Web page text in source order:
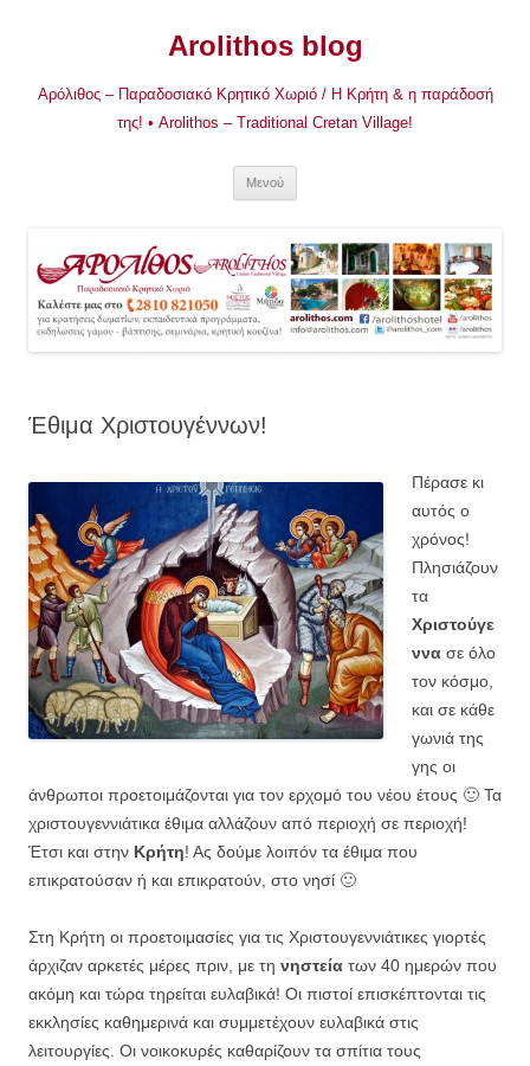
Arolithos blog
Αρόλιθος – Παραδοσιακό Κρητικό Χωριό / Η Κρήτη & η παράδοσή
της! • Arolithos – Traditional Cretan Village!
Μενού
Έθιμα Χριστουγέννων!
Πέρασε κι
αυτός ο
χρόνος!
Πλησιάζουν
τα
Χριστούγε
ννα σε όλο
τον κόσμο,
και σε κάθε
γωνιά της
γης οι
άνθρωποι προετοιμάζονται για τον ερχομό του νέου έτους 🙂 Τα
χριστουγεννιάτικα έθιμα αλλάζουν από περιοχή σε περιοχή!
Έτσι και στην Κρήτη! Ας δούμε λοιπόν τα έθιμα που
επικρατούσαν ή και επικρατούν, στο νησί 🙂
Στη Κρήτη οι προετοιμασίες για τις Χριστουγεννιάτικες γιορτές
άρχιζαν αρκετές μέρες πριν, με τη νηστεία των 40 ημερών που
ακόμη και τώρα τηρείται ευλαβικά! Οι πιστοί επισκέπτονται τις
εκκλησίες καθημερινά και συμμετέχουν ευλαβικά στις
λειτουργίες. Οι νοικοκυρές καθαρίζουν τα σπίτια τους